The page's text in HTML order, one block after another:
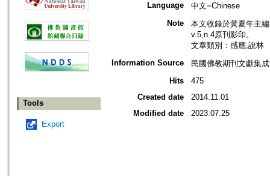
Tools
Export
Language
中文=Chinese
Note
本文收錄於黃夏年主
v.5,n.4原刊影印。
文章類別：感應,說林
Information Source
民國佛教期刊文獻集
Hits
475
Created date
2014.11.01
Modified date
2023.07.25